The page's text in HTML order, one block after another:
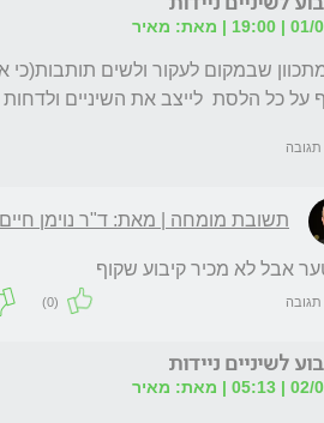
מאת: מאיר
על כל הלסת  לייצב את השיניים
תגובה
תשובת מומחה | מאת: ד"ר נוימן חיים
אבל לא מכיר קיבוע שקוף
תגובה (0)
מאת: מאיר